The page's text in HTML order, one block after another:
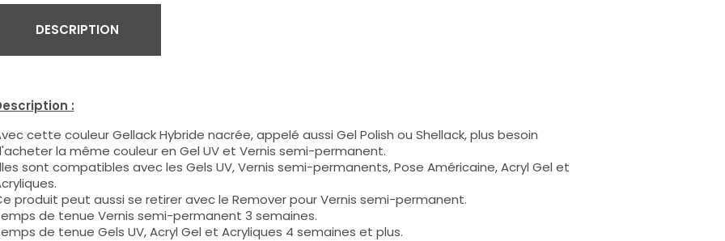
DESCRIPTION
:
cette couleur Gellack Hybride nacrée, appelé aussi Gel Polish ou Shellack, plus besoin
la même couleur en Gel UV et Vernis semi-permanent.
sont compatibles avec les Gels UV, Vernis semi-permanents, Pose Américaine, Acryl Gel et
produit peut aussi se retirer avec le Remover pour Vernis semi-permanent.
de tenue Vernis semi-permanent 3 semaines.
de tenue Gels UV, Acryl Gel et Acryliques 4 semaines et plus.